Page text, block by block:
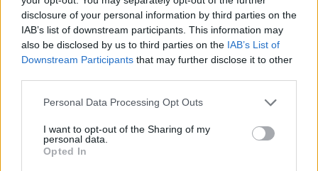
disclosure of your personal information by third parties on the
IAB’s list of downstream participants. This information may
also be disclosed by us to third parties on the IAB’s List of
Downstream Participants that may further disclose it to other
Personal Data Processing Opt Outs
I want to opt-out of the Sharing of my
personal data.
Opted In
Τζορτζ, την πριγκίπισσα Σάρλοτ και τον
πρίγκιπα Λούις από τη θλίψη τους για τον
θάνατο της βασίλισσας.
αναμφίβολα στιγμές που θα νιώθει πολύ
λυπημένος, θα προσπαθήσει να προστατεύσει τα
παιδιά από αυτό».